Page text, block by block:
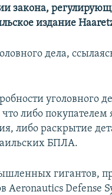
закона,
издание
дела,
уголовного
либо покупателем
либо раскрытие
БПЛА.
гигантов,
Aeronautics Defense